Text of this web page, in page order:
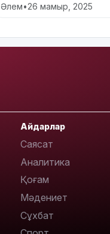
Әлем•26 мамыр, 2025
Айдарлар
Саясат
Аналитика
Қоғам
Мәдениет
Сұхбат